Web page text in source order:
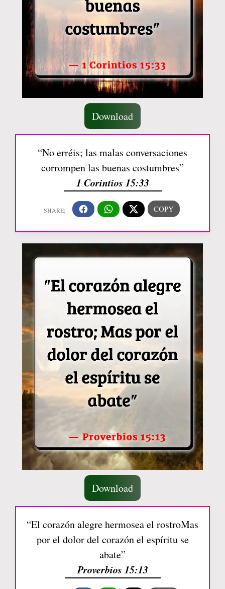
Download
“No erréis; las malas conversaciones
corrompen las buenas costumbres”
1 Corintios 15:33
Download
“El corazón alegre hermosea el rostroMas
por el dolor del corazón el espíritu se
abate”
Proverbios 15:13